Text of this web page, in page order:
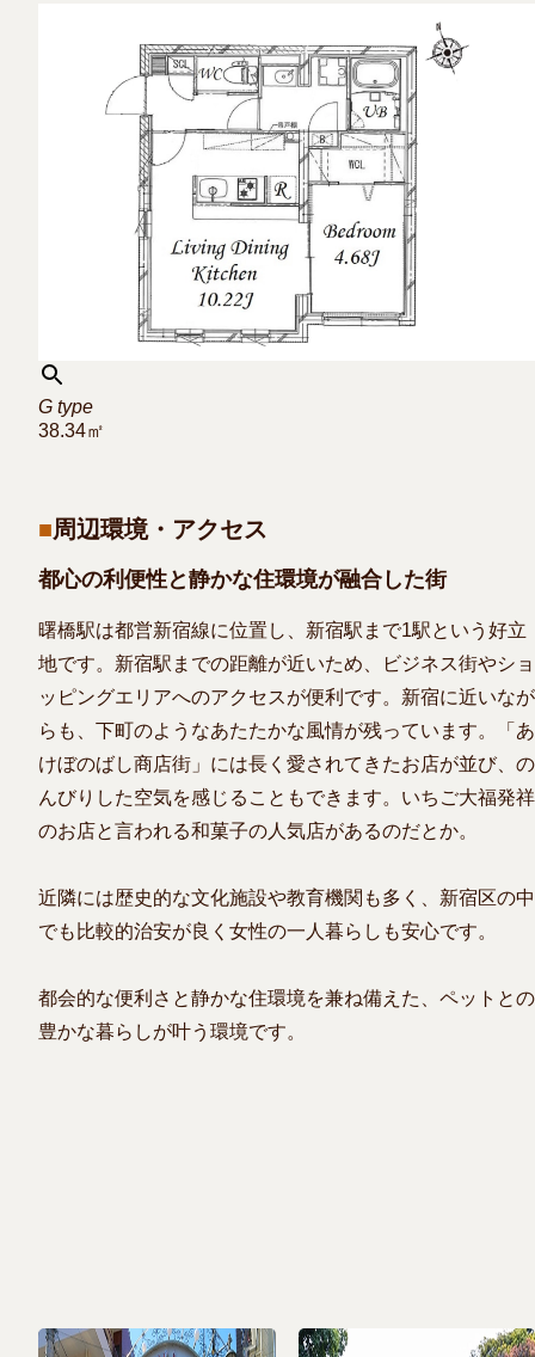
G type
38.34㎡
周辺環境・アクセス
都心の利便性と静かな住環境が融合した街
曙橋駅は都営新宿線に位置し、新宿駅まで1駅という好立
地です。新宿駅までの距離が近いため、ビジネス街やショ
ッピングエリアへのアクセスが便利です。新宿に近いなが
らも、下町のようなあたたかな風情が残っています。「あ
けぼのばし商店街」には長く愛されてきたお店が並び、の
んびりした空気を感じることもできます。いちご大福発祥
のお店と言われる和菓子の人気店があるのだとか。
近隣には歴史的な文化施設や教育機関も多く、新宿区の中
でも比較的治安が良く女性の一人暮らしも安心です。
都会的な便利さと静かな住環境を兼ね備えた、ペットとの
豊かな暮らしが叶う環境です。